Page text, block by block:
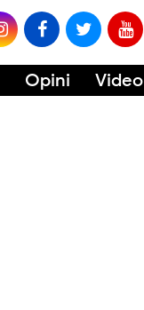
Opini Video